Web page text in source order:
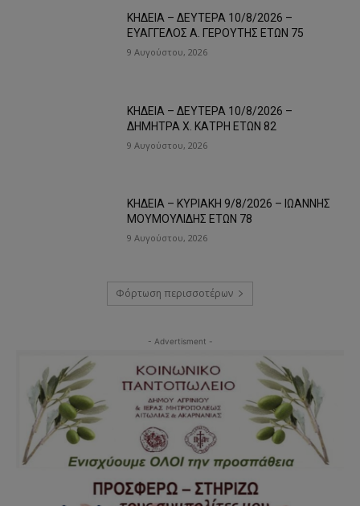
ΚΗΔΕΙΑ – ΔΕΥΤΕΡΑ 10/8/2026 –
ΕΥΑΓΓΕΛΟΣ Α. ΓΕΡΟΥΤΗΣ ΕΤΩΝ 75
9 Αυγούστου, 2026
ΚΗΔΕΙΑ – ΔΕΥΤΕΡΑ 10/8/2026 –
ΔΗΜΗΤΡΑ Χ. ΚΑΤΡΗ ΕΤΩΝ 82
9 Αυγούστου, 2026
ΚΗΔΕΙΑ – ΚΥΡΙΑΚΗ 9/8/2026 – ΙΩΑΝΝΗΣ
ΜΟΥΜΟΥΛΙΔΗΣ ΕΤΩΝ 78
9 Αυγούστου, 2026
Φόρτωση περισσοτέρων
- Advertisment -